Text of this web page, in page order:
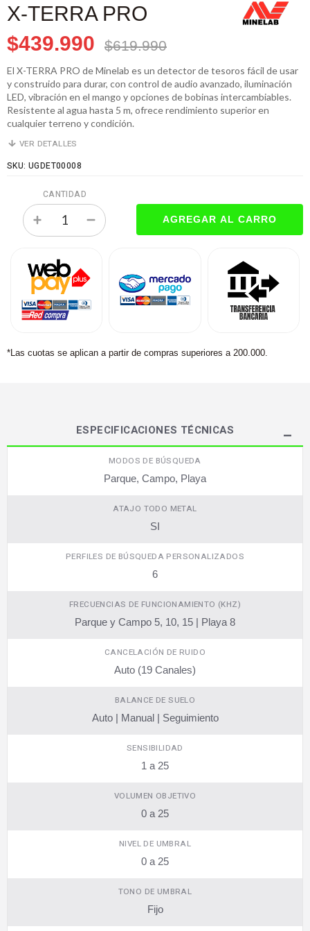
X-TERRA PRO
$439.990
$619.990
El X-TERRA PRO de Minelab es un detector de tesoros fácil de usar
y construido para durar, con control de audio avanzado, iluminación
LED, vibración en el mango y opciones de bobinas intercambiables.
Resistente al agua hasta 5 m, ofrece rendimiento superior en
cualquier terreno y condición.
VER DETALLES
SKU: UGDET00008
CANTIDAD
*Las cuotas se aplican a partir de compras superiores a 200.000.
ESPECIFICACIONES TÉCNICAS
MODOS DE BÚSQUEDA
Parque, Campo, Playa
ATAJO TODO METAL
SI
PERFILES DE BÚSQUEDA PERSONALIZADOS
6
FRECUENCIAS DE FUNCIONAMIENTO (KHZ)
Parque y Campo 5, 10, 15 | Playa 8
CANCELACIÓN DE RUIDO
Auto (19 Canales)
BALANCE DE SUELO
Auto | Manual | Seguimiento
SENSIBILIDAD
1 a 25
VOLUMEN OBJETIVO
0 a 25
NIVEL DE UMBRAL
0 a 25
TONO DE UMBRAL
Fijo